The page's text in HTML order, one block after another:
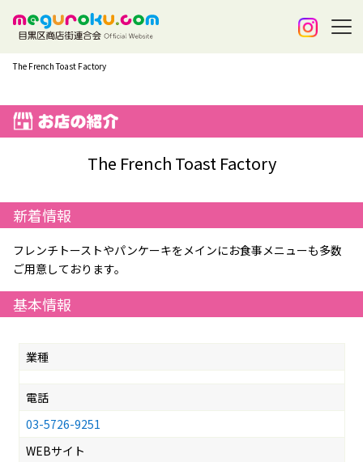
The French Toast Factory
The French Toast Factory
新着情報
フレンチトーストやパンケーキをメインにお食事メニューも多数
ご用意しております。
基本情報
業種
電話
03-5726-9251
WEBサイト